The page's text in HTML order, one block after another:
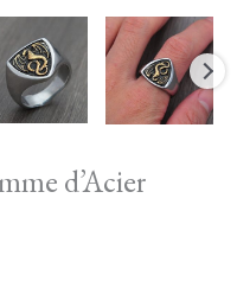
d’Acier